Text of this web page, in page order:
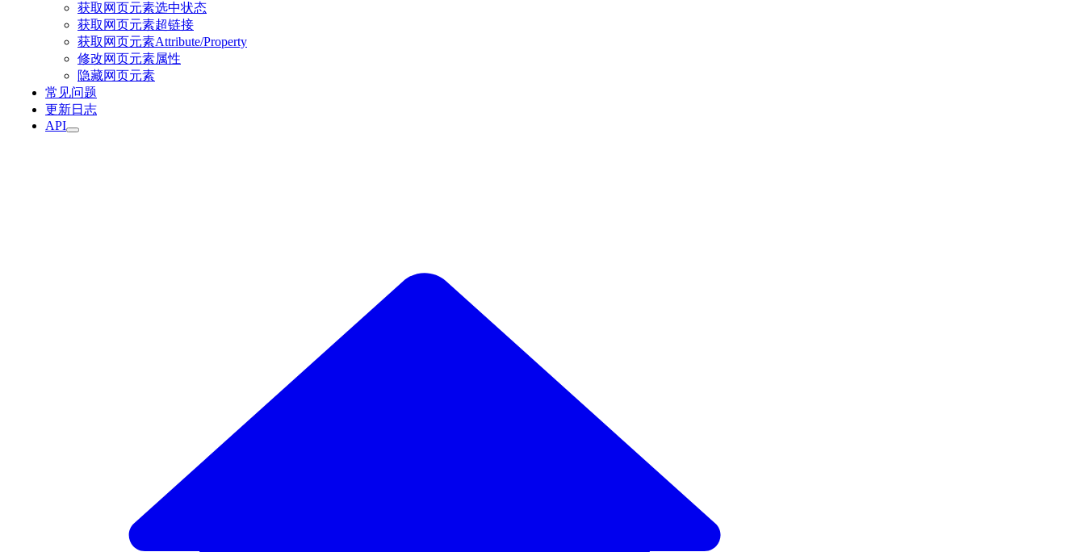
获取网页元素选中状态
获取网页元素超链接
获取网页元素Attribute/Property
修改网页元素属性
隐藏网页元素
常见问题
更新日志
API